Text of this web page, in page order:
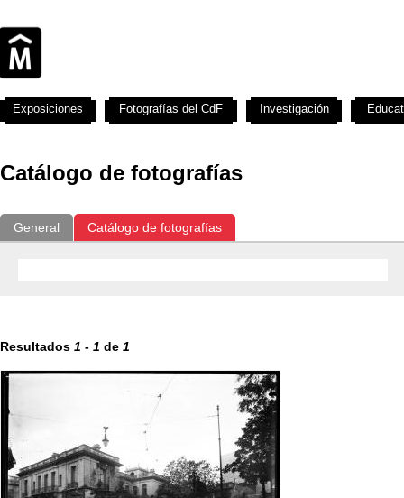
Catálogo de fotografías
General Catálogo de fotografías
Resultados 1 - 1 de 1
Exposiciones Fotografías del CdF Investigación